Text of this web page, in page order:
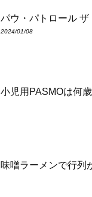
パウ・パトロール
2024/01/08
小児用PASMOは何
味噌ラーメンで行列